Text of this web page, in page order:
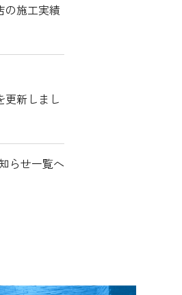
の施工実績
更新しまし
らせ一覧へ